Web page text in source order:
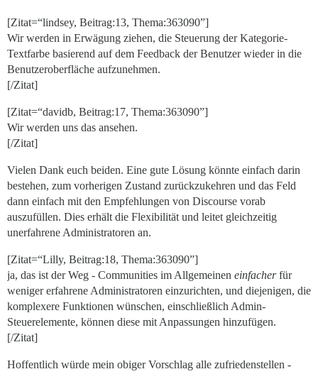
[Zitat=“lindsey, Beitrag:13, Thema:363090”]
Wir werden in Erwägung ziehen, die Steuerung der Kategorie-
Textfarbe basierend auf dem Feedback der Benutzer wieder in die
Benutzeroberfläche aufzunehmen.
[/Zitat]
[Zitat=“davidb, Beitrag:17, Thema:363090”]
Wir werden uns das ansehen.
[/Zitat]
Vielen Dank euch beiden. Eine gute Lösung könnte einfach darin
bestehen, zum vorherigen Zustand zurückzukehren und das Feld
dann einfach mit den Empfehlungen von Discourse vorab
auszufüllen. Dies erhält die Flexibilität und leitet gleichzeitig
unerfahrene Administratoren an.
[Zitat=“Lilly, Beitrag:18, Thema:363090”]
ja, das ist der Weg - Communities im Allgemeinen einfacherfür
weniger erfahrene Administratoren einzurichten, und diejenigen, die
komplexere Funktionen wünschen, einschließlich Admin-
Steuerelemente, können diese mit Anpassungen hinzufügen.
[/Zitat]
Hoffentlich würde mein obiger Vorschlag alle zufriedenstellen -